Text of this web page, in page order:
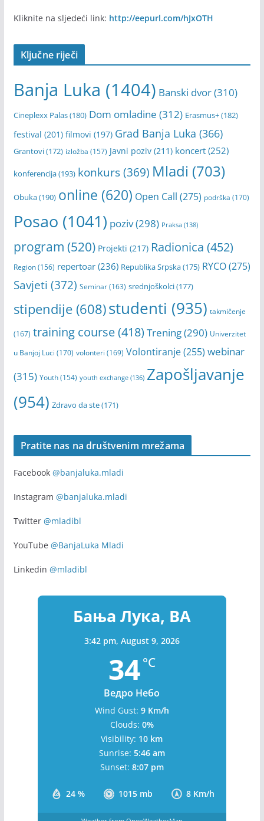
Kliknite na sljedeći link: http://eepurl.com/hJxOTH
Ključne riječi
Banja Luka (1404) Banski dvor(310)
Cineplexx Palas(180) Dom omladine (312) Erasmus+(182)
festival (201) filmovi (197) Grad Banja Luka (366)
Grantovi(172) izložba (157) Javni poziv(211) koncert(252)
konferencija(193) konkurs(369) Mladi (703)
Obuka(190) online (620) Open Call (275) podrška (170)
Posao (1041) poziv(298) Praksa(138)
program (520) Projekti (217) Radionica (452)
Region(156) repertoar(236) Republika Srpska(175) RYCO(275)
Savjeti (372) Seminar(163) srednjoškolci(177)
stipendije(608)studenti (935) takmičenje
(167) training course(418) Trening(290) Univerzitet
u Banjoj Luci (170) volonteri (169) Volontiranje(255) webinar
(315) Youth(154) youth exchange(136) Zapošljavanje
(954) Zdravo da ste(171)
Pratite nas na društvenim mrežama
Facebook @banjaluka.mladi
Instagram @banjaluka.mladi
Twitter @mladibl
YouTube @BanjaLuka Mladi
Linkedin @mladibl
Бања Лука, BA
3:42 pm, August 9, 2026
34°C
Ведро Небо
24 % 1015 mb 8 Km/h
Wind Gust: 9 Km/h
Clouds: 0%
Visibility: 10 km
Sunrise: 5:46 am
Sunset: 8:07 pm